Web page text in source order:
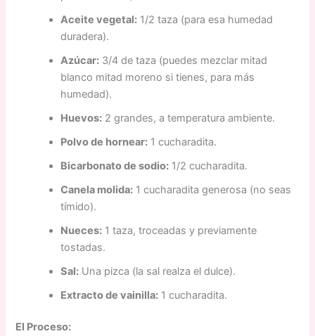
Aceite vegetal: 1/2 taza (para esa humedad
duradera).
Azúcar: 3/4 de taza (puedes mezclar mitad
blanco mitad moreno si tienes, para más
humedad).
Huevos: 2 grandes, a temperatura ambiente.
Polvo de hornear: 1 cucharadita.
Bicarbonato de sodio: 1/2 cucharadita.
Canela molida: 1 cucharadita generosa (no seas
tímido).
Nueces: 1 taza, troceadas y previamente
tostadas.
Sal: Una pizca (la sal realza el dulce).
Extracto de vainilla: 1 cucharadita.
El Proceso: